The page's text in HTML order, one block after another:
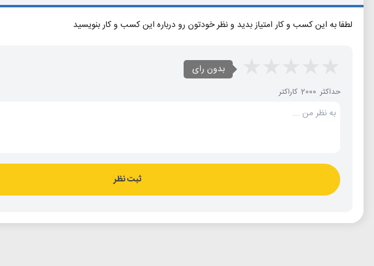
لطفا به این کسب و کار امتیاز بدید و نظر خودتون رو درباره این کسب و کار بنویسید
بدون رای
حداکثر 2000 کاراکتر
ثبت نظر